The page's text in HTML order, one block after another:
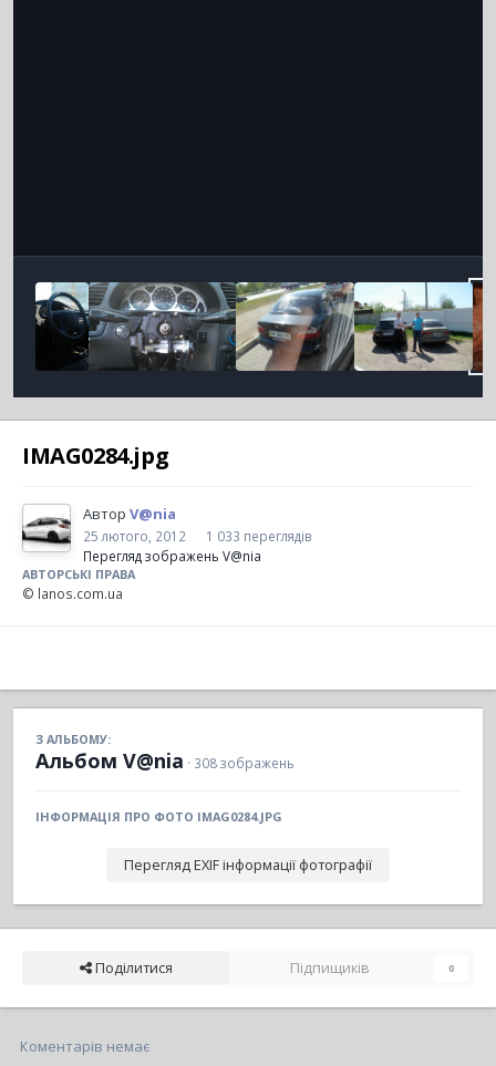
IMAG0284.jpg
Автор V@nia
25 лютого, 2012
1 033 переглядів
Перегляд зображень V@nia
АВТОРСЬКІ ПРАВА
© lanos.com.ua
З АЛЬБОМУ:
Альбом V@nia · 308 зображень
ІНФОРМАЦІЯ ПРО ФОТО IMAG0284.JPG
Перегляд EXIF інформації фотографії
Поділитися Підпищиків 0
Коментарів немає